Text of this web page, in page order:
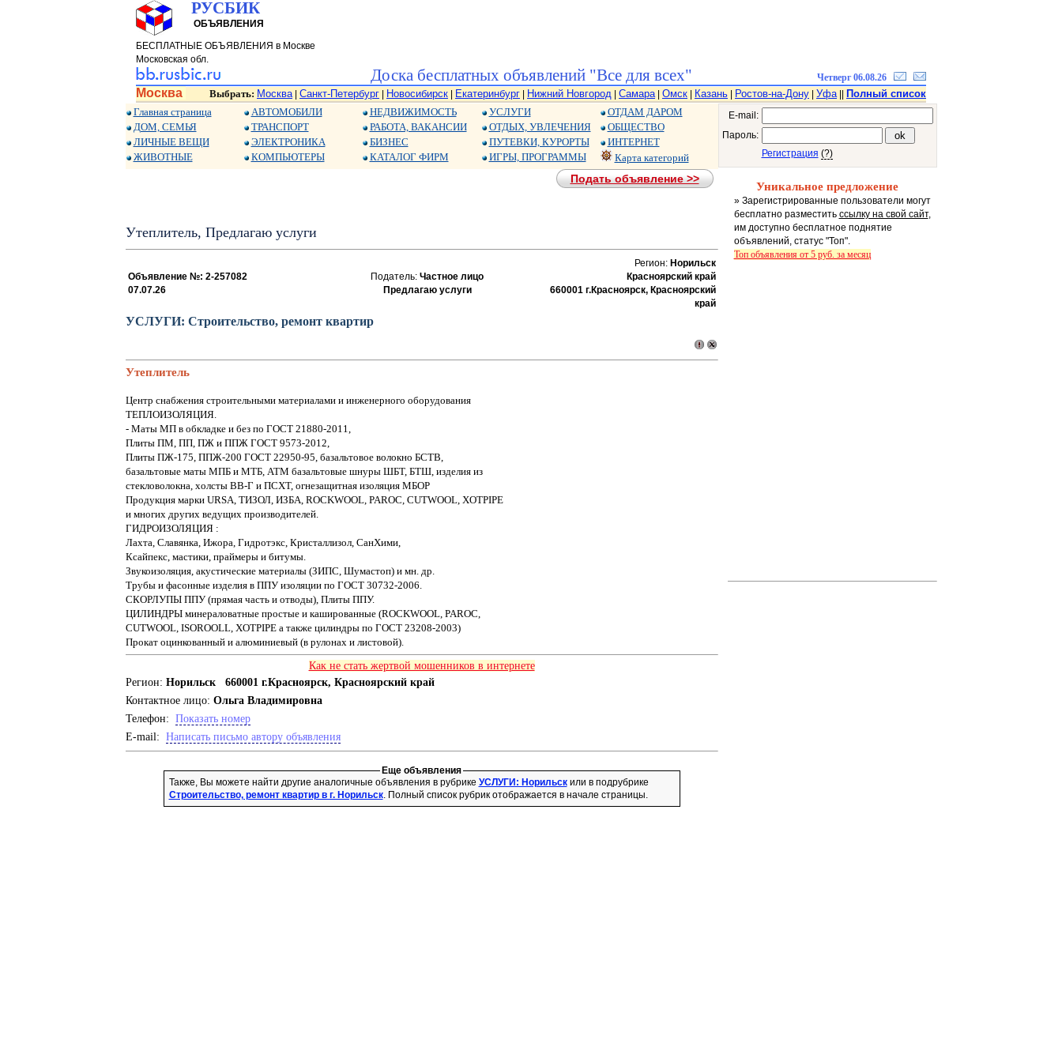
РУСБИК
ОБЪЯВЛЕНИЯ
БЕСПЛАТНЫЕ ОБЪЯВЛЕНИЯ в Москве
Московская обл.
Доска бесплатных объявлений "Все для всех" Четверг 06.08.26
Москва Выбрать: Москва| Санкт-Петербург Новосибирск Екатеринбург Нижний Новгород Самара| Омск Казань Ростов-на-Дону Уфа||
Полный список
Главная страница
ДОМ, СЕМЬЯ
ЛИЧНЫЕ ВЕЩИ
ЖИВОТНЫЕ
АВТОМОБИЛИ
ТРАНСПОРТ
ЭЛЕКТРОНИКА
КОМПЬЮТЕРЫ
НЕДВИЖИМОСТЬ
РАБОТА, ВАКАНСИИ
БИЗНЕС
КАТАЛОГ ФИРМ
УСЛУГИ
ОТДЫХ, УВЛЕЧЕНИЯ
ПУТЕВКИ, КУРОРТЫ
ИГРЫ, ПРОГРАММЫ
ОТДАМ ДАРОМ
ОБЩЕСТВО
ИНТЕРНЕТ
Карта категорий
Подать объявление >>
Утеплитель, Предлагаю услуги
Объявление №: 2-257082
07.07.26
Податель: Частное лицо
Предлагаю услуги
Регион: Норильск
Красноярский край
660001 г.Красноярск, Красноярский
край
УСЛУГИ: Строительство, ремонт квартир
Утеплитель
Центр снабжения строительными материалами и инженерного оборудования
ТЕПЛОИЗОЛЯЦИЯ.
- Маты МП в обкладке и без по ГОСТ 21880-2011,
Плиты ПМ, ПП, ПЖ и ППЖ ГОСТ 9573-2012,
Плиты ПЖ-175, ППЖ-200 ГОСТ 22950-95, базальтовое волокно БСТВ,
базальтовые маты МПБ и МТБ, АТМ базальтовые шнуры ШБТ, БТШ, изделия из
стекловолокна, холсты ВВ-Г и ПСХТ, огнезащитная изоляция МБОР
Продукция марки URSA, ТИЗОЛ, ИЗБА, ROCKWOOL, PAROC, CUTWOOL, XOTPIPE
и многих других ведущих производителей.
ГИДРОИЗОЛЯЦИЯ :
Лахта, Славянка, Ижора, Гидротэкс, Кристаллизол, СанХими,
Ксайпекс, мастики, праймеры и битумы.
Звукоизоляция, акустические материалы (ЗИПС, Шумастоп) и мн. др.
Трубы и фасонные изделия в ППУ изоляции по ГОСТ 30732-2006.
СКОРЛУПЫ ППУ (прямая часть и отводы), Плиты ППУ.
ЦИЛИНДРЫ минераловатные простые и кашированные (ROCKWOOL, PAROC,
CUTWOOL, ISOROOLL, XOTPIPE а также цилиндры по ГОСТ 23208-2003)
Прокат оцинкованный и алюминиевый (в рулонах и листовой).
Как не стать жертвой мошенников в интернете
Регион: Норильск 660001 г.Красноярск, Красноярский край
Контактное лицо: Ольга Владимировна
Телефон: Показать номер
E-mail: Написать письмо автору объявления
Еще объявления
Также, Вы можете найти другие аналогичные объявления в рубрике УСЛУГИ: Норильскили в подрубрике
Строительство, ремонт квартир в г. Норильск. Полный список рубрик отображается в начале страницы.
E-mail:
Пароль:
Регистрация (?)
Уникальное предложение
» Зарегистрированные пользователи могут
бесплатно разместить ссылку на свой сайт,
им доступно бесплатное поднятие
объявлений, статус "Топ".
Топ объявления от 5 руб. за месяц